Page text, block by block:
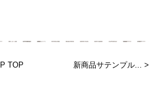
TOP 新商品サテンプル... >